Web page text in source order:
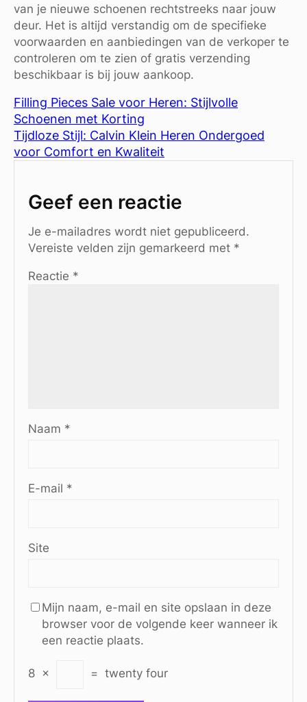
van je nieuwe schoenen rechtstreeks naar jouw
deur. Het is altijd verstandig om de specifieke
voorwaarden en aanbiedingen van de verkoper te
controleren om te zien of gratis verzending
beschikbaar is bij jouw aankoop.
Filling Pieces Sale voor Heren: Stijlvolle
Schoenen met Korting
Tijdloze Stijl: Calvin Klein Heren Ondergoed
voor Comfort en Kwaliteit
Geef een reactie
Je e-mailadres wordt niet gepubliceerd.
Vereiste velden zijn gemarkeerd met *
Reactie *
Naam *
E-mail *
Site
Mijn naam, e-mail en site opslaan in deze
browser voor de volgende keer wanneer ik
een reactie plaats.
8 × = twenty four